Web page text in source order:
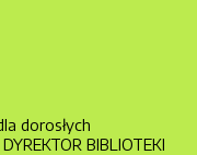
dorosłych
BIBLIOTEKI